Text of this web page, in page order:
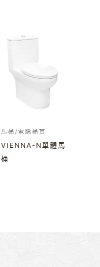
馬桶/電腦桶蓋
VIENNA-N單體馬
桶